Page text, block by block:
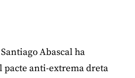
Abascal ha
pacte anti-extrema dreta